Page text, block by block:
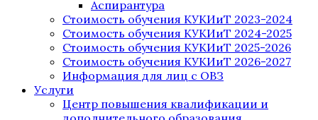
Аспирантура
Стоимость обучения КУКИиТ 2023-2024
Стоимость обучения КУКИиТ 2024-2025
Стоимость обучения КУКИиТ 2025-2026
Стоимость обучения КУКИиТ 2026-2027
Информация для лиц с ОВЗ
Услуги
Центр повышения квалификации и